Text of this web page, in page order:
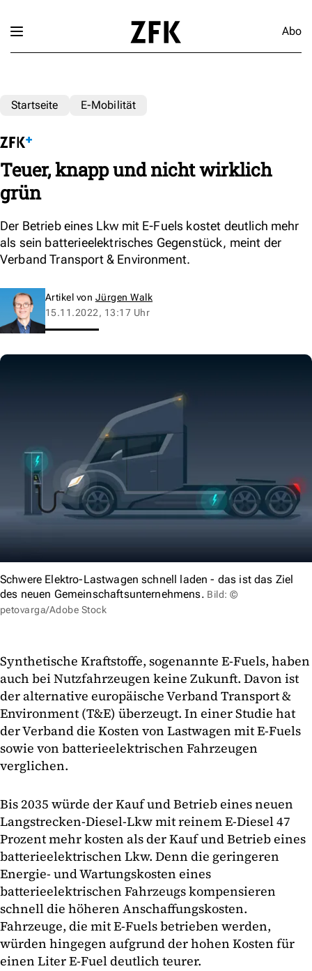
Abo
Startseite E-Mobilität
Teuer, knapp und nicht wirklich
grün
Der Betrieb eines Lkw mit E-Fuels kostet deutlich mehr
als sein batterieelektrisches Gegenstück, meint der
Verband Transport & Environment.
Artikel von Jürgen Walk
15.11.2022, 13:17 Uhr
Schwere Elektro-Lastwagen schnell laden - das ist das Ziel
des neuen Gemeinschaftsunternehmens. Bild: ©
petovarga/Adobe Stock
Synthetische Kraftstoffe, sogenannte E-Fuels, haben
auch bei Nutzfahrzeugen keine Zukunft. Davon ist
der alternative europäische Verband Transport &
Environment (T&E) überzeugt. In einer Studie hat
der Verband die Kosten von Lastwagen mit E-Fuels
sowie von batterieelektrischen Fahrzeugen
verglichen.
Bis 2035 würde der Kauf und Betrieb eines neuen
Langstrecken-Diesel-Lkw mit reinem E-Diesel 47
Prozent mehr kosten als der Kauf und Betrieb eines
batterieelektrischen Lkw. Denn die geringeren
Energie- und Wartungskosten eines
batterieelektrischen Fahrzeugs kompensieren
schnell die höheren Anschaffungskosten.
Fahrzeuge, die mit E-Fuels betrieben werden,
würden hingegen aufgrund der hohen Kosten für
einen Liter E-Fuel deutlich teurer.